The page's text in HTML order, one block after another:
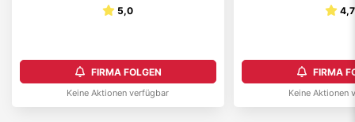
5,0
FIRMA FOLGEN
Keine Aktionen verfügbar
4,7
FIRMA
Keine Aktionen